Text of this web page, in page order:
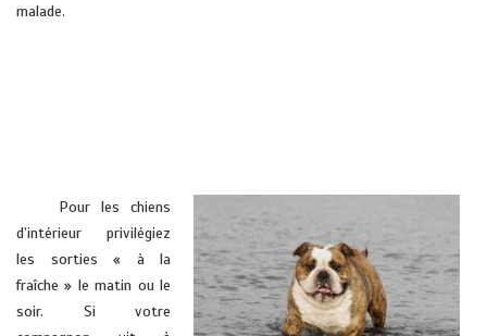
malade.
Pour les chiens
d’intérieur privilégiez
les sorties « à la
fraîche » le matin ou le
soir. Si votre